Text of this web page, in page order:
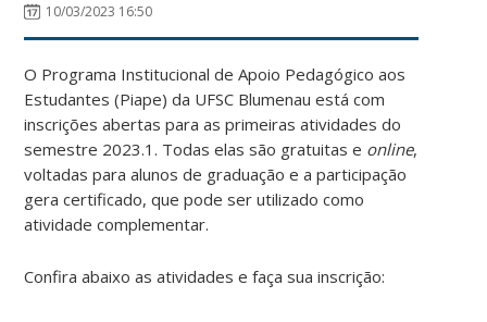
10/03/2023 16:50
O Programa Institucional de Apoio Pedagógico aos
Estudantes (Piape) da UFSC Blumenau está com
inscrições abertas para as primeiras atividades do
semestre 2023.1. Todas elas são gratuitas e online,
voltadas para alunos de graduação e a participação
gera certificado, que pode ser utilizado como
atividade complementar.
Confira abaixo as atividades e faça sua inscrição: